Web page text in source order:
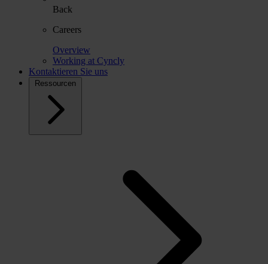
Back
Careers
Overview
Working at Cyncly
Kontaktieren Sie uns
Ressourcen